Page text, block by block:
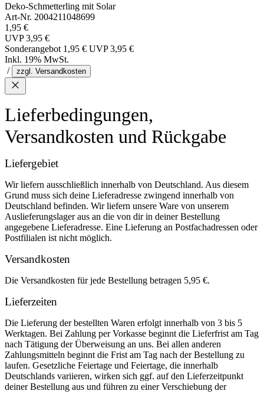
Deko-Schmetterling mit Solar
Art-Nr. 2004211048699
1,95 €
UVP 3,95 €
Sonderangebot 1,95 € UVP 3,95 €
Inkl. 19% MwSt.
/
zzgl. Versandkosten
Lieferbedingungen,
Versandkosten und Rückgabe
Liefergebiet
Wir liefern ausschließlich innerhalb von Deutschland. Aus diesem
Grund muss sich deine Lieferadresse zwingend innerhalb von
Deutschland befinden. Wir liefern unsere Ware von unserem
Auslieferungslager aus an die von dir in deiner Bestellung
angegebene Lieferadresse. Eine Lieferung an Postfachadressen oder
Postfilialen ist nicht möglich.
Versandkosten
Die Versandkosten für jede Bestellung betragen 5,95 €.
Lieferzeiten
Die Lieferung der bestellten Waren erfolgt innerhalb von 3 bis 5
Werktagen. Bei Zahlung per Vorkasse beginnt die Lieferfrist am Tag
nach Tätigung der Überweisung an uns. Bei allen anderen
Zahlungsmitteln beginnt die Frist am Tag nach der Bestellung zu
laufen. Gesetzliche Feiertage und Feiertage, die innerhalb
Deutschlands variieren, wirken sich ggf. auf den Lieferzeitpunkt
deiner Bestellung aus und führen zu einer Verschiebung der